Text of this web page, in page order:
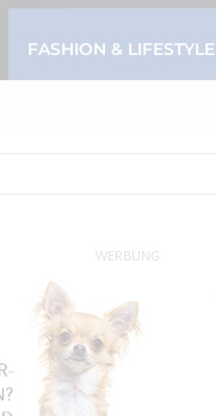
FASHION & LIFESTYLE
WERBUNG